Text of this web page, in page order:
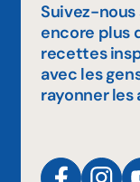
Suivez-nous
encore plus
recettes
avec les
rayonner les